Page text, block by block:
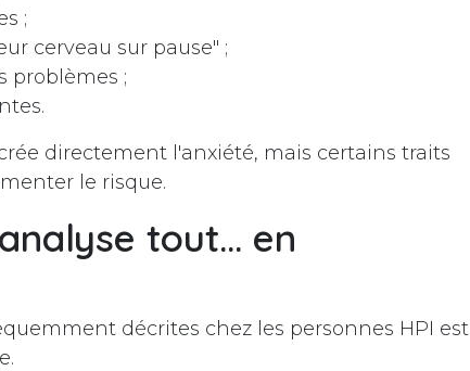
;
cerveau sur pause" ;
problèmes ;
directement l'anxiété, mais certains traits
le risque.
tout… en
décrites chez les personnes HPI est